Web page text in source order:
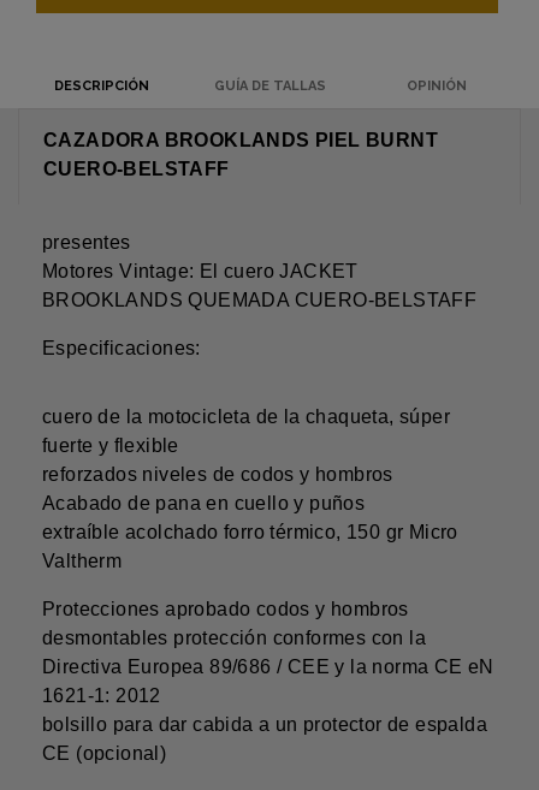
DESCRIPCIÓN GUÍA DE TALLAS OPINIÓN
CAZADORA BROOKLANDS PIEL BURNT
CUERO-BELSTAFF
presentes
Motores Vintage: El cuero JACKET
BROOKLANDS QUEMADA CUERO-BELSTAFF
Especificaciones:
cuero de la motocicleta de la chaqueta, súper
fuerte y flexible
reforzados niveles de codos y hombros
Acabado de pana en cuello y puños
extraíble acolchado forro térmico, 150 gr Micro
Valtherm
Protecciones aprobado codos y hombros
desmontables protección conformes con la
Directiva Europea 89/686 / CEE y la norma CE eN
1621-1: 2012
bolsillo para dar cabida a un protector de espalda
CE (opcional)